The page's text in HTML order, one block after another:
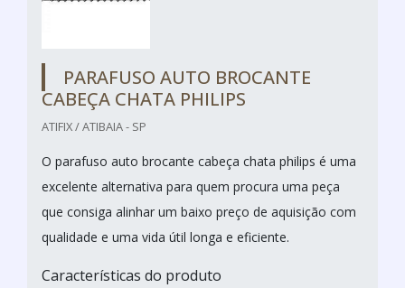
PARAFUSO AUTO BROCANTE
CABEÇA CHATA PHILIPS
ATIFIX / ATIBAIA - SP
O parafuso auto brocante cabeça chata philips é uma
excelente alternativa para quem procura uma peça
que consiga alinhar um baixo preço de aquisição com
qualidade e uma vida útil longa e eficiente.
Características do produto